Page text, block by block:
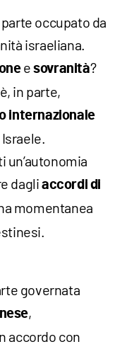
occupato da
israeliana.
esovranità?
in parte,
internazionale
un’autonomia
dagliaccordi di
momentanea
governata
,
accordo con